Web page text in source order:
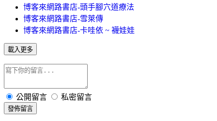
博客來網路書店-頭手腳穴道療法
博客來網路書店-雪萊傳
博客來網路書店-卡哇依 ~ 襪娃娃
載入更多
公開留言 私密留言
發佈留言